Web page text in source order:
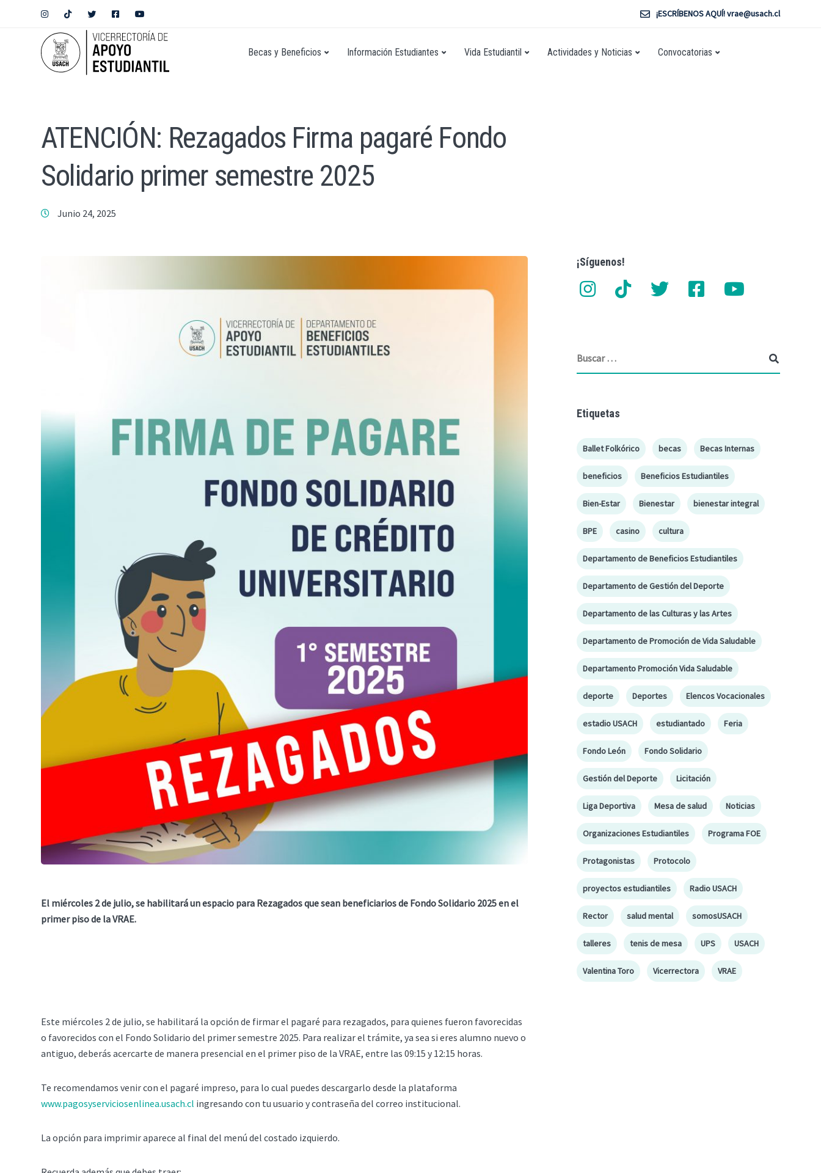
¡ESCRÍBENOS AQUÍ! vrae@usach.cl
Becas y Beneficios Información Estudiantes Vida Estudiantil Actividades y Noticias Convocatorias
ATENCIÓN: Rezagados Firma pagaré Fondo
Solidario primer semestre 2025
Junio 24, 2025
El miércoles 2 de julio, se habilitará un espacio para Rezagados que sean beneficiarios de Fondo Solidario 2025 en el
primer piso de la VRAE.
Este miércoles 2 de julio, se habilitará la opción de firmar el pagaré para rezagados, para quienes fueron favorecidas
o favorecidos con el Fondo Solidario del primer semestre 2025. Para realizar el trámite, ya sea si eres alumno nuevo o
antiguo, deberás acercarte de manera presencial en el primer piso de la VRAE, entre las 09:15 y 12:15 horas.
Te recomendamos venir con el pagaré impreso, para lo cual puedes descargarlo desde la plataforma
www.pagosyserviciosenlinea.usach.cl ingresando con tu usuario y contraseña del correo institucional.
La opción para imprimir aparece al final del menú del costado izquierdo.
¡Síguenos!
Etiquetas
Ballet Folkórico becas Becas Internas
beneficios Beneficios Estudiantiles
Bien-Estar Bienestar bienestar integral
BPE casino cultura
Departamento de Beneficios Estudiantiles
Departamento de Gestión del Deporte
Departamento de las Culturas y las Artes
Departamento de Promoción de Vida Saludable
Departamento Promoción Vida Saludable
deporte Deportes Elencos Vocacionales
estadio USACH estudiantado Feria
Fondo León Fondo Solidario
Gestión del Deporte Licitación
Liga Deportiva Mesa de salud Noticias
Organizaciones Estudiantiles Programa FOE
Protagonistas Protocolo
proyectos estudiantiles Radio USACH
Rector salud mental somosUSACH
talleres tenis de mesa UPS USACH
Valentina Toro Vicerrectora VRAE